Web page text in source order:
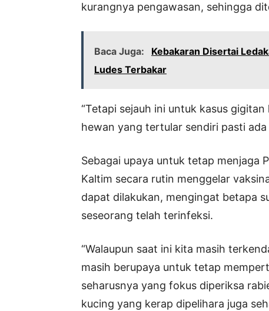
kurangnya pengawasan, sehingga
Baca Juga:
Kebakaran Disertai
Ludes Terbakar
“Tetapi sejauh ini untuk kasus
hewan yang tertular sendiri pasti
Sebagai upaya untuk tetap menjaga
Kaltim secara rutin menggelar
dapat dilakukan, mengingat betapa
seseorang telah terinfeksi.
“Walaupun saat ini kita masih
masih berupaya untuk tetap
seharusnya yang fokus diperiksa
kucing yang kerap dipelihara juga